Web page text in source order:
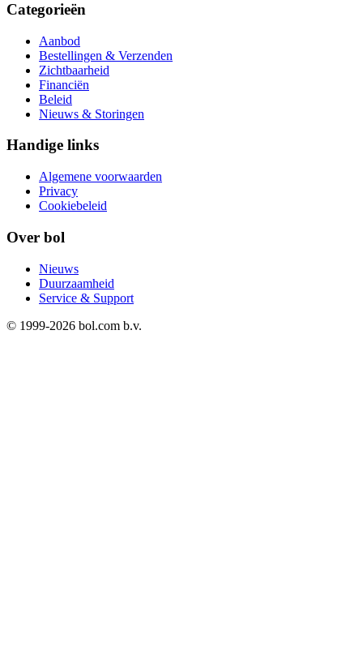
Categorieën
Aanbod
Bestellingen & Verzenden
Zichtbaarheid
Financiën
Beleid
Nieuws & Storingen
Handige links
Algemene voorwaarden
Privacy
Cookiebeleid
Over bol
Nieuws
Duurzaamheid
Service & Support
© 1999-2026 bol.com b.v.